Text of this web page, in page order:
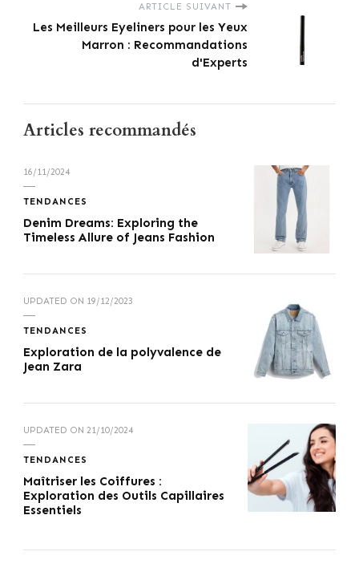
ARTICLE SUIVANT
Les Meilleurs Eyeliners pour les Yeux
Marron : Recommandations
d'Experts
Articles recommandés
16/11/2024
TENDANCES
Denim Dreams: Exploring the
Timeless Allure of Jeans Fashion
UPDATED ON 19/12/2023
TENDANCES
Exploration de la polyvalence de
Jean Zara
UPDATED ON 21/10/2024
TENDANCES
Maîtriser les Coiffures :
Exploration des Outils Capillaires
Essentiels